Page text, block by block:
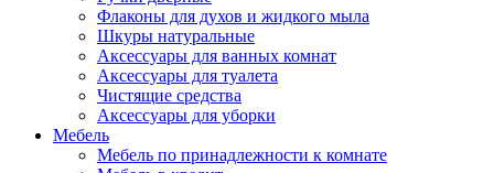
Флаконы для духов и жидкого мыла
Шкуры натуральные
Аксессуары для ванных комнат
Аксессуары для туалета
Чистящие средства
Аксессуары для уборки
Мебель
Мебель по принадлежности к комнате